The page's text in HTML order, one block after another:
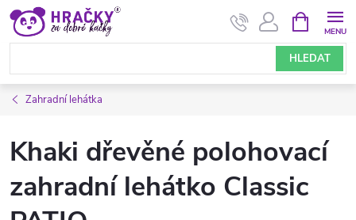
Přejít
obsah
HLEDAT
NÁKUPNÍ
KOŠÍK
Zahradní lehátka
Khaki dřevěné polohovací
zahradní lehátko Classic